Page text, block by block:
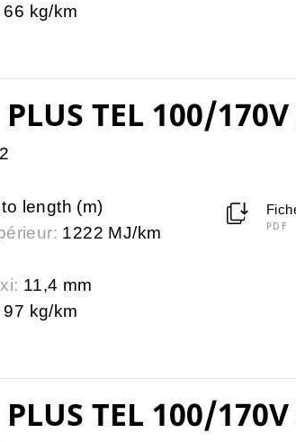
66 kg/km
TEL 100/
length (m)
1222 MJ/km
11,4 mm
97 kg/km
PDF
TEL 100/